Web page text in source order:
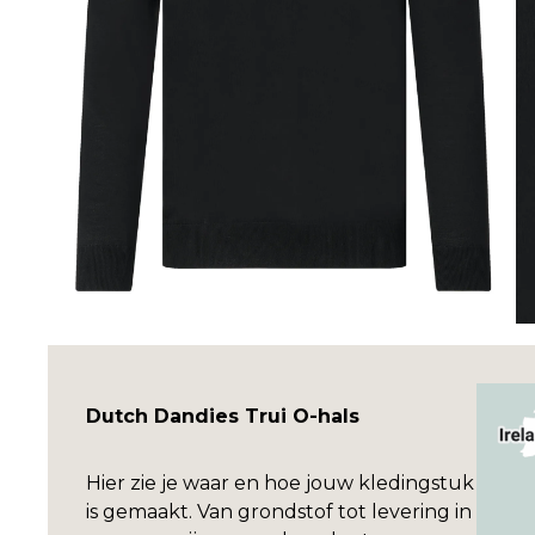
Dutch Dandies Trui O-hals
Hier zie je waar en hoe jouw kledingstuk
is gemaakt. Van grondstof tot levering in